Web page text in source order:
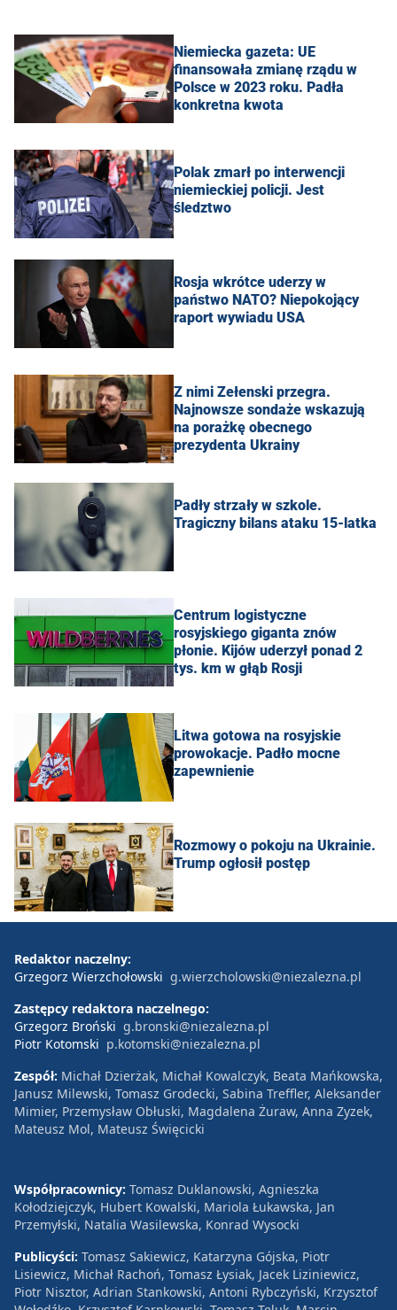
Niemiecka gazeta: UE
finansowała zmianę rządu w
Polsce w 2023 roku. Padła
konkretna kwota
Polak zmarł po interwencji
niemieckiej policji. Jest
śledztwo
Rosja wkrótce uderzy w
państwo NATO? Niepokojący
raport wywiadu USA
Z nimi Zełenski przegra.
Najnowsze sondaże wskazują
na porażkę obecnego
prezydenta Ukrainy
Padły strzały w szkole.
Tragiczny bilans ataku 15-latka
Centrum logistyczne
rosyjskiego giganta znów
płonie. Kijów uderzył ponad 2
tys. km w głąb Rosji
Litwa gotowa na rosyjskie
prowokacje. Padło mocne
zapewnienie
Rozmowy o pokoju na Ukrainie.
Trump ogłosił postęp
Redaktor naczelny:
Grzegorz Wierzchołowski g.wierzcholowski@niezalezna.pl
Zastępcy redaktora naczelnego:
Grzegorz Broński g.bronski@niezalezna.pl
Piotr Kotomski p.kotomski@niezalezna.pl
Zespół: Michał Dzierżak, Michał Kowalczyk, Beata Mańkowska,
Janusz Milewski, Tomasz Grodecki, Sabina Treffler, Aleksander
Mimier, Przemysław Obłuski, Magdalena Żuraw, Anna Zyzek,
Mateusz Mol, Mateusz Święcicki
Współpracownicy: Tomasz Duklanowski, Agnieszka
Kołodziejczyk, Hubert Kowalski, Mariola Łukawska, Jan
Przemyłski, Natalia Wasilewska, Konrad Wysocki
Publicyści: Tomasz Sakiewicz, Katarzyna Gójska, Piotr
Lisiewicz, Michał Rachoń, Tomasz Łysiak, Jacek Liziniewicz,
Piotr Nisztor, Adrian Stankowski, Antoni Rybczyński, Krzysztof